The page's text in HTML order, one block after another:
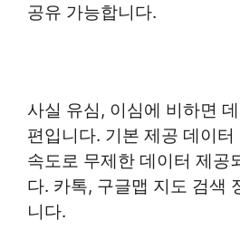
공유 가능합니다.
사실 유심, 이심에 비하면
편입니다. 기본 제공 데이
속도로 무제한 데이터 제공
다. 카톡, 구글맵 지도 검색
니다.